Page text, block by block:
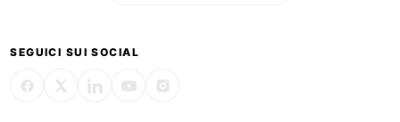
SEGUICI SUI SOCIAL